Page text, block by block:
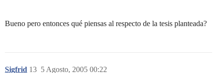
Bueno pero entonces qué piensas al respecto de la tesis planteada?
Sigfrid 5 Agosto, 2005 00:22
13